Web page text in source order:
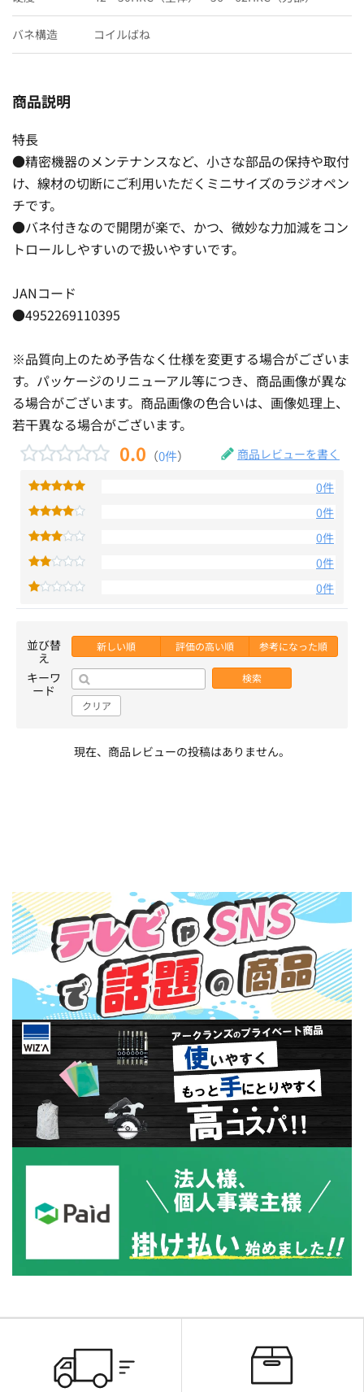
バネ構造 コイルばね
商品説明
特長
●精密機器のメンテナンスなど、小さな部品の保持や取付
け、線材の切断にご利用いただくミニサイズのラジオペン
チです。
●バネ付きなので開閉が楽で、かつ、微妙な力加減をコン
トロールしやすいので扱いやすいです。
JANコード
●4952269110395
※品質向上のため予告なく仕様を変更する場合がございま
す。パッケージのリニューアル等につき、商品画像が異な
る場合がございます。商品画像の色合いは、画像処理上、
若干異なる場合がございます。
0.0 （0件） 商品レビューを書く
0件
0件
0件
0件
0件
並び替
え
新しい順 評価の高い順 参考になった順
キーワ
ード
検索
クリア
現在、商品レビューの投稿はありません。